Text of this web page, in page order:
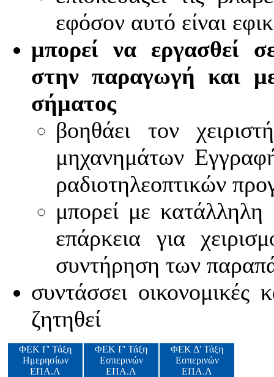
εφόσον αυτό είναι
μπορεί να εργασθεί
στην παραγωγή και
σήματος
βοηθάει τον
μηχανημάτων
ραδιοτηλεοπτικών
μπορεί με κατάλληλη
επάρκεια για
συντήρηση των
συντάσσει οικονομικές
ζητηθεί
ΦΕΚ Γ' Τάξη
Ημερησίων
ΕΠΑ.Λ
ΦΕΚ Γ' Τάξη
Εσπερινών
ΕΠΑ.Λ
ΦΕΚ Δ' Τάξη
Εσπερινών
ΕΠΑ.Λ